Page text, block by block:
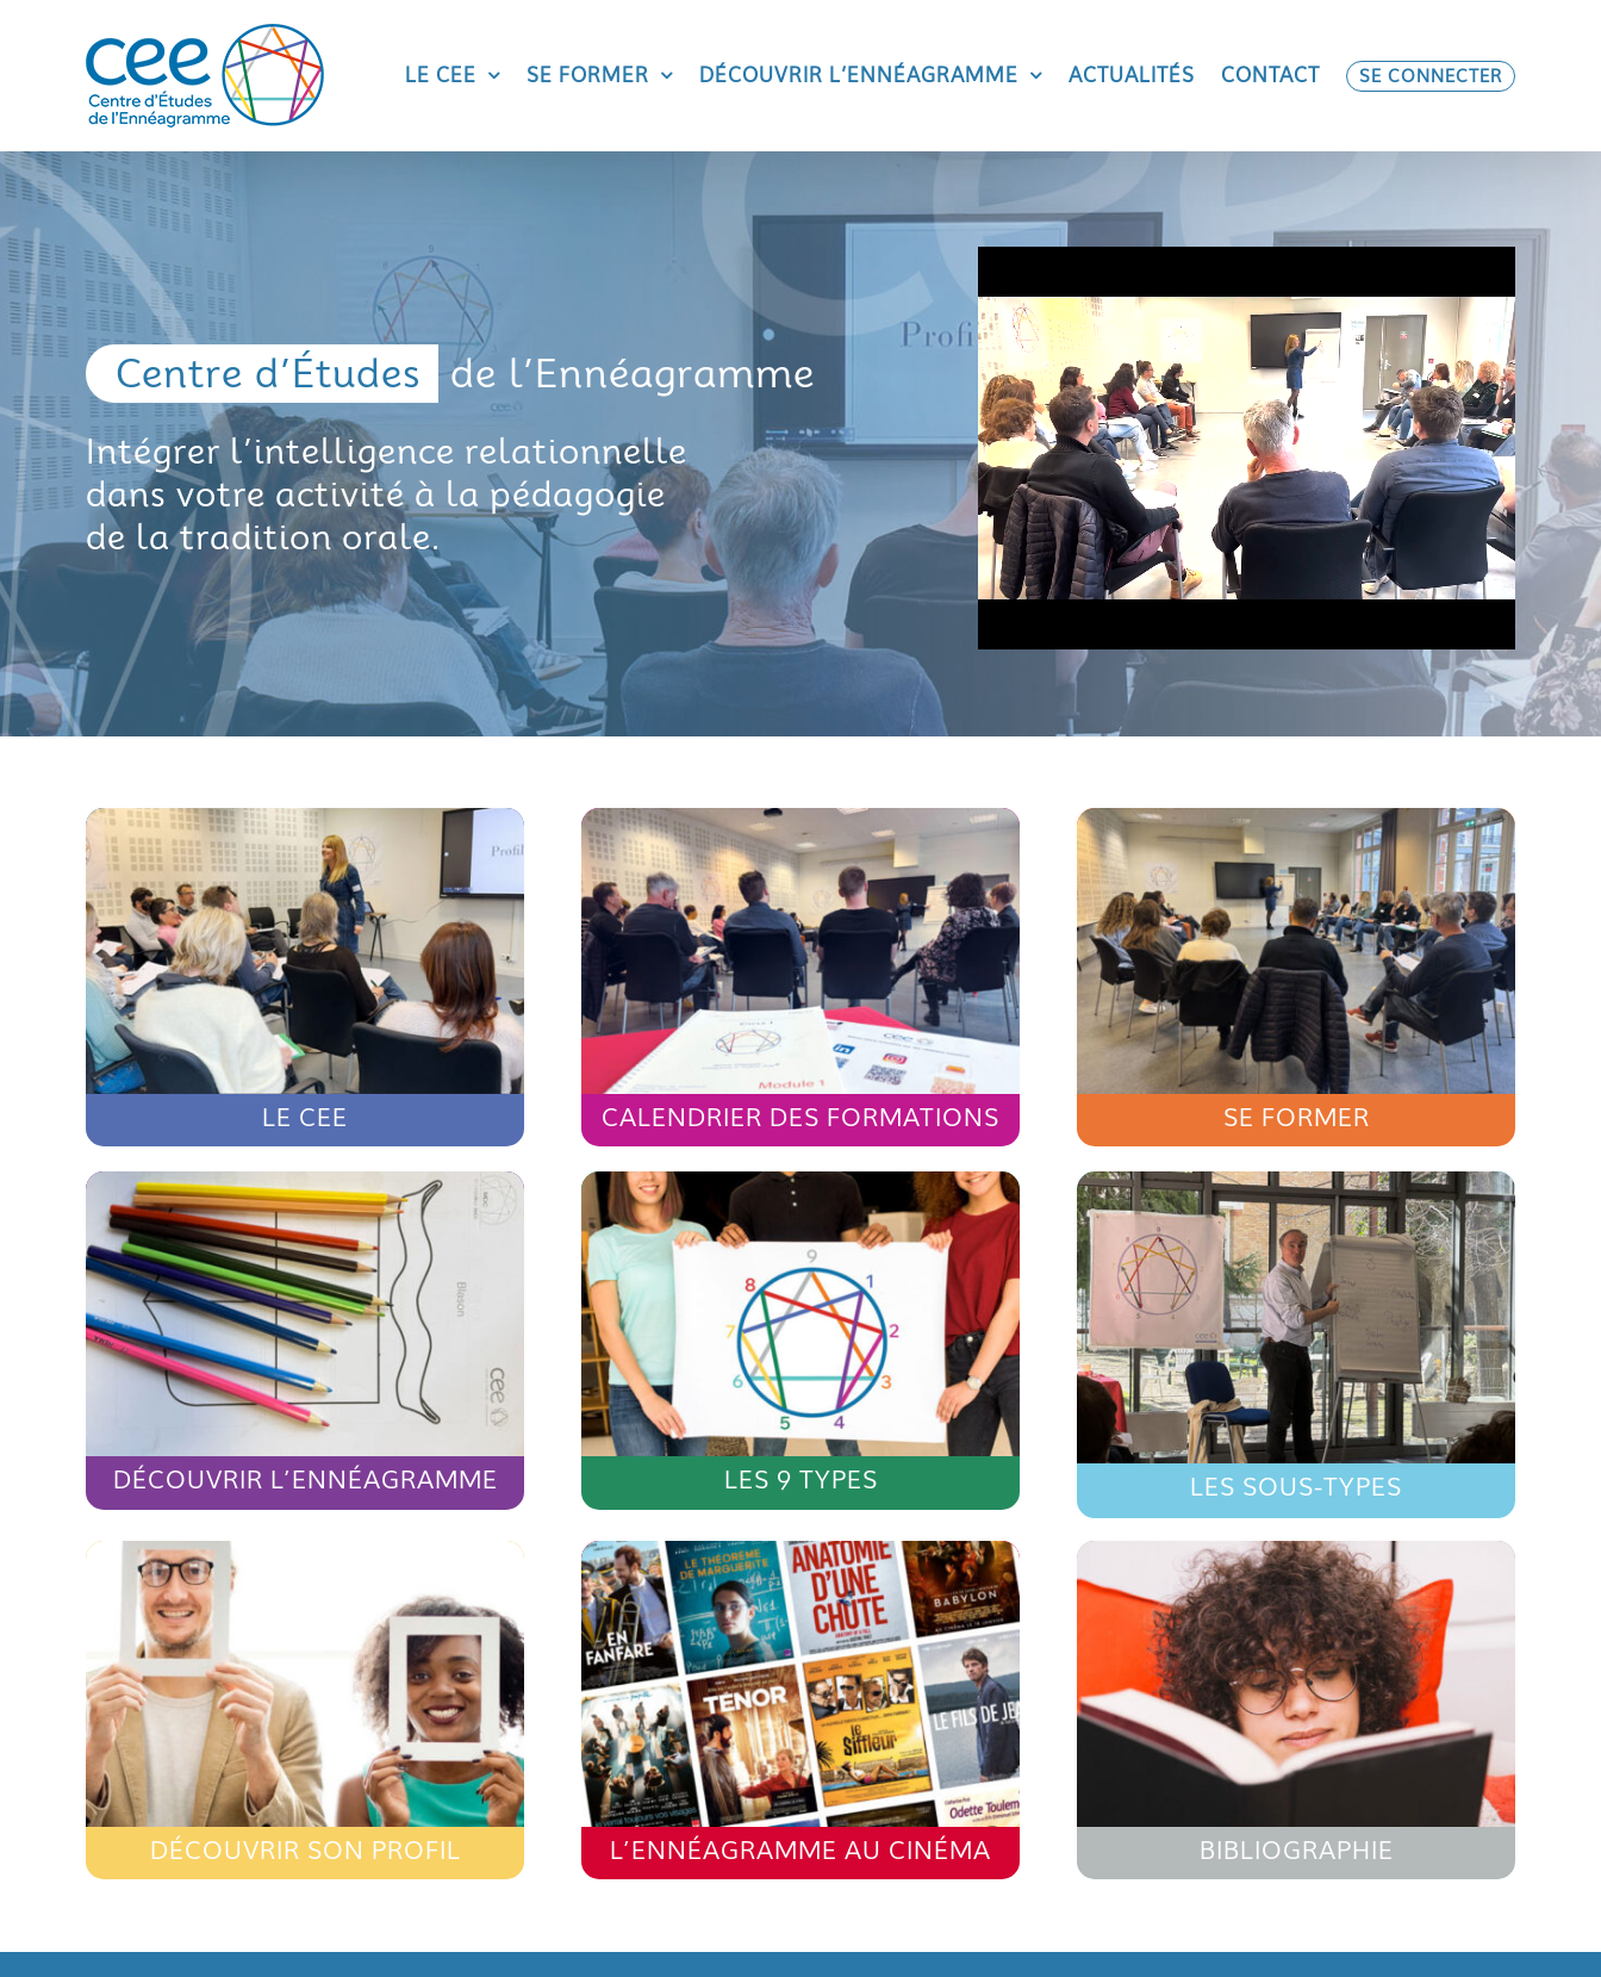
LE CEE SE FORMER DÉCOUVRIR L’ENNÉAGRAMME ACTUALITÉS CONTACT SE CONNECTER
Centre d’Études de l’Ennéagramme
Intégrer l’intelligence relationnelle
dans votre activité à la pédagogie
de la tradition orale.
LE CEE CALENDRIER DES FORMATIONS SE FORMER
DÉCOUVRIR L’ENNÉAGRAMME LES 9 TYPES LES SOUS-TYPES
DÉCOUVRIR SON PROFIL L’ENNÉAGRAMME AU CINÉMA BIBLIOGRAPHIE